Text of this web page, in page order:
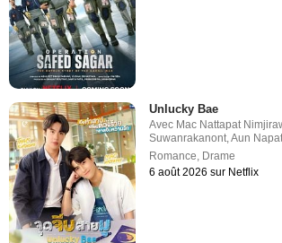
Unlucky Bae
Avec Mac Nattapat
Suwanrakanont,Aun
Romance, Drame
6 août 2026 sur Netflix